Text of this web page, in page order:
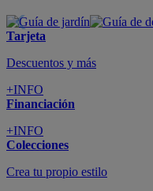
Tarjeta
Descuentos y más
+INFO
Financiación
+INFO
Colecciones
Crea tu propio estilo